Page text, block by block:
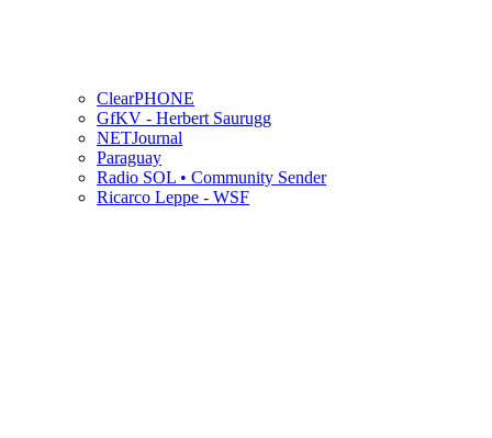
ClearPHONE
GfKV - Herbert Saurugg
NETJournal
Paraguay
Radio SOL • Community Sender
Ricarco Leppe - WSF